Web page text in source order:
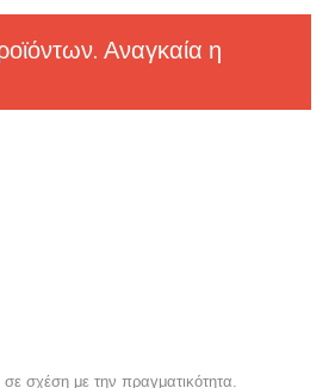
Αναγκαία η
σχέση με την πραγματικότητα.